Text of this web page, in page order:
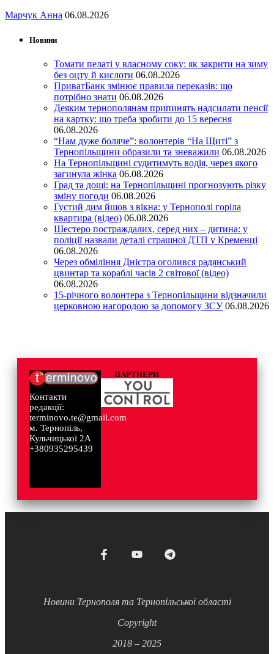
Марчук Анна 06.08.2026
Новини
Томати пелаті у власному соку: як закрити на зиму
без оцту й кислоти 06.08.2026
ПриватБанк змінює правила переказів: що
потрібно знати 06.08.2026
Деяким тернополянам припинять надсилати пенсії
на картку: що треба зробити до 15 вересня
06.08.2026
“Нам дуже боляче”: волонтерів “На Щиті” з
Тернопільщини образили та зневажили 06.08.2026
На Тернопільщині судитимуть водія, через якого
загинула жінка 06.08.2026
Град та дощі: на Тернопільщині прогнозують різку
зміну погоди 06.08.2026
Густий дим йшов з вікна: у Тернополі горіла
квартира (відео) 06.08.2026
Шестеро постраждалих, серед них – дитина: у
поліції назвали деталі страшної ДТП у Кременці
06.08.2026
Через обміління Дністра оголився радянський
цвинтар та кораблі часів 2 світової (відео)
06.08.2026
15-річного волонтера з Тернопільщини відзначили
церковною нагородою за допомогу ЗСУ 06.08.2026
Контакти
редакції:
terminovo.te@gmail.com
м. Тернопіль,
Кульчицької 2А
+380935295439
ПАРТНЕРИ
Новини Тернополя та Тернопільської області
Copyright
2018 – 2025